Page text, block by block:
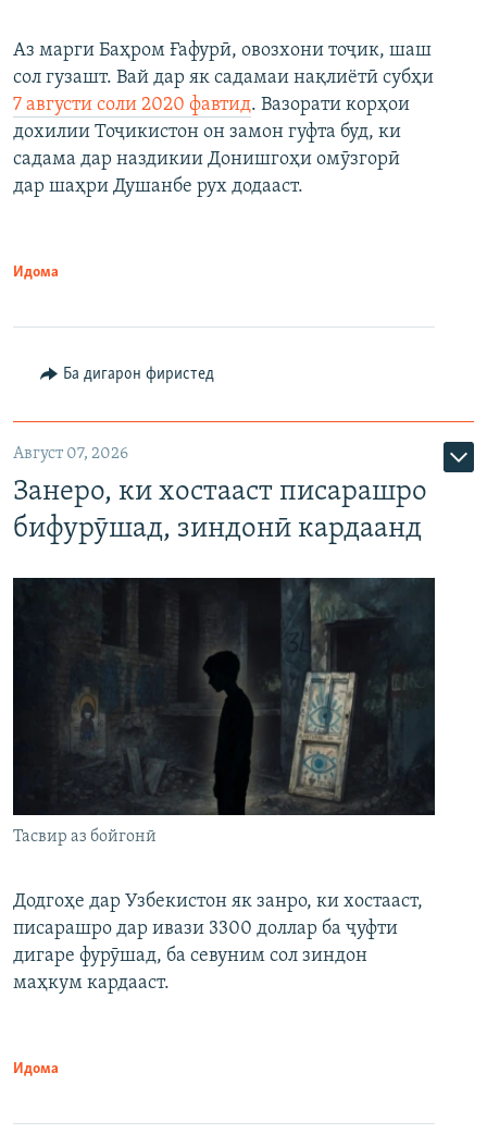
Аз марги Баҳром Ғафурӣ, овозхони тоҷик, шаш
сол гузашт. Вай дар як садамаи нақлиётӣ субҳи
7 августи соли 2020 фавтид. Вазорати корҳои
дохилии Тоҷикистон он замон гуфта буд, ки
садама дар наздикии Донишгоҳи омӯзгорӣ
дар шаҳри Душанбе рух додааст.
Идома
Ба дигарон фиристед
Август 07, 2026
Занеро, ки хостааст писарашро
бифурӯшад, зиндонӣ кардаанд
Тасвир аз бойгонӣ
Додгоҳе дар Узбекистон як занро, ки хостааст,
писарашро дар ивази 3300 доллар ба ҷуфти
дигаре фурӯшад, ба севуним сол зиндон
маҳкум кардааст.
Идома